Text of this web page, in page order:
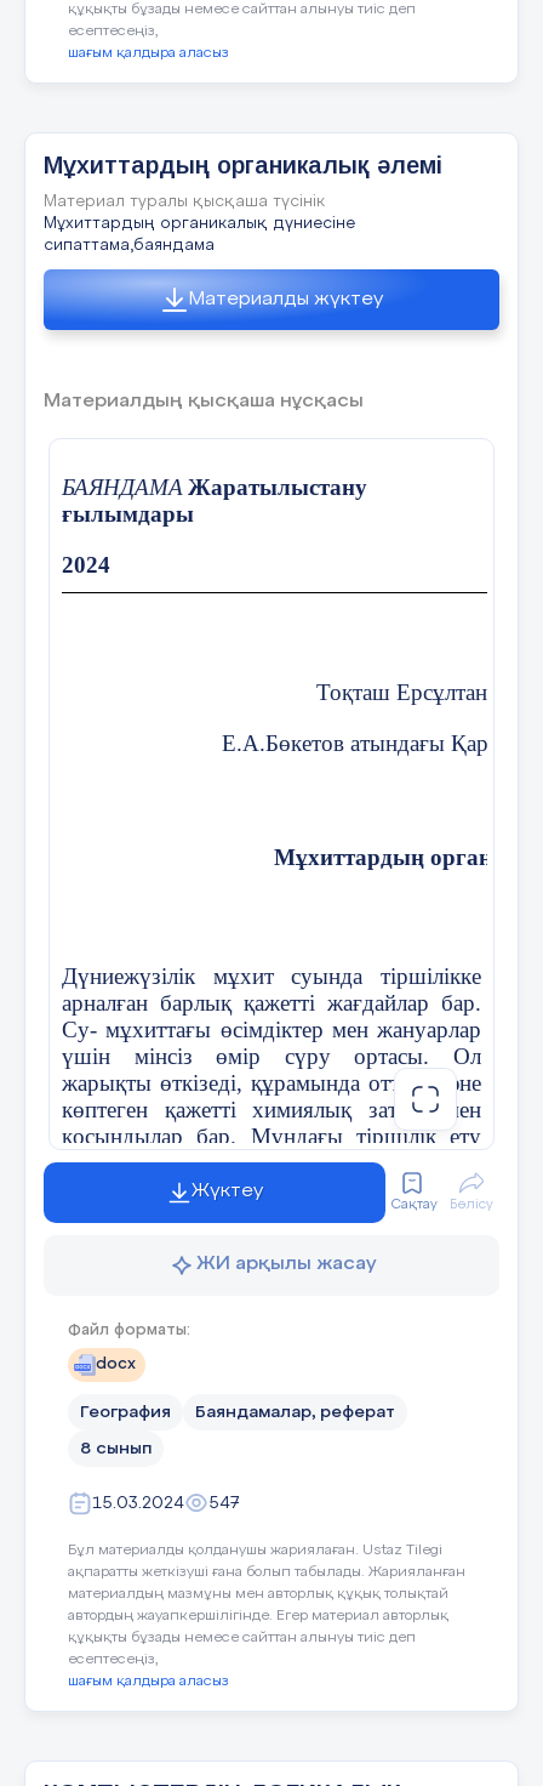
құқықты бұзады немесе сайттан алынуы тиіс деп
есептесеңіз,
шағым қалдыра аласыз
Мұхиттардың органикалық әлемі
Материал туралы қысқаша түсінік
Мұхиттардың органикалық дүниесіне
сипаттама,баяндама
Материалды жүктеу
Материалдың қысқаша нұсқасы
БАЯНДАМА Жаратылыстану
ғылымдары
2024
Тоқташ Ерсұлтан
Е.А.Бөкетов атындағы
Мұхиттардың
Дүниежүзілік мұхит суында тіршілікке
арналған барлық қажетті жағдайлар бар.
Су- мұхиттағы өсімдіктер мен жануарлар
үшін мінсіз өмір сүру ортасы. Ол
жарықты өткізеді, құрамында оттегі және
көптеген қажетті химиялық заттар мен
қосындылар бар. Мұндағы тіршілік ету
жағдайы құрлықта тіршілік ететіндерге
қарағанда әлдеқайда қолайлы.
Температураның күрт ауытқуы болмайды,
кеңістікте ағзаның денесін жақсы көтеріп
ететіндер тәрізді күтпеген ауа апатының
әсеріне қарсы тұра алатындай мықты
қаңқа немесе тамыр керек емес.
Сондықтан мұнда Жердегі ең ірі
жануарлардың түр құрамы айтарлықтай
иелері мынадай түрлерге бөлінеді:
планктон, нектон, бентос
фитоплактон мен зоопланктон жатады,
Жүктеу
Сақтау Бөлісу
ЖИ арқылы жасау
Файл форматы:
docx
География Баяндамалар, реферат
8 сынып
15.03.2024 547
Бұл материалды қолданушы жариялаған. Ustaz Tilegi
ақпаратты жеткізуші ғана болып табылады. Жарияланған
материалдың мазмұны мен авторлық құқық толықтай
автордың жауапкершілігінде. Егер материал авторлық
құқықты бұзады немесе сайттан алынуы тиіс деп
есептесеңіз,
шағым қалдыра аласыз